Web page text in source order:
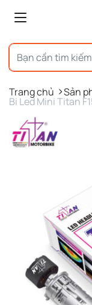
Trang chủ Sản
Bi Led Mini Titan